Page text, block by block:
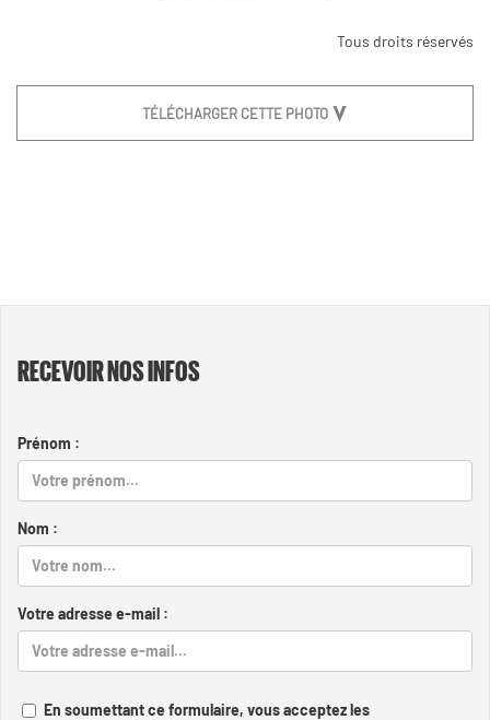
Tous droits réservés
TÉLÉCHARGER CETTE PHOTO
RECEVOIR NOS INFOS
Prénom :
Nom :
Votre adresse e-mail :
En soumettant ce formulaire, vous acceptez les